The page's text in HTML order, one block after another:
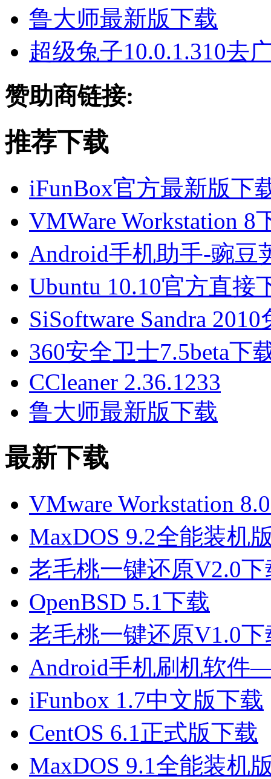
鲁大师最新版下载
超级兔子10.0.1.310去
赞助商链接:
推荐下载
iFunBox官方最新版下
VMWare Workstation
Android手机助手-豌豆
Ubuntu 10.10官方直接
SiSoftware Sandra
360安全卫士7.5beta下
CCleaner 2.36.1233
鲁大师最新版下载
最新下载
VMware Workstation
MaxDOS 9.2全能装机
老毛桃一键还原V2.0下
OpenBSD 5.1下载
老毛桃一键还原V1.0下
Android手机刷机软
iFunbox 1.7中文版下载
CentOS 6.1正式版下载
MaxDOS 9.1全能装机